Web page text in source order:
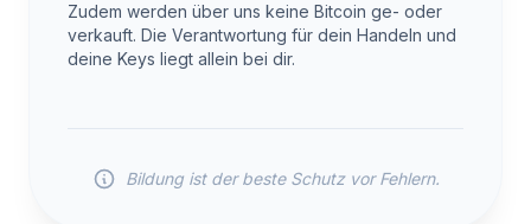
Zudem werden über uns keine Bitcoin ge- oder
verkauft. Die Verantwortung für dein Handeln und
deine Keys liegt allein bei dir.
Bildung ist der beste Schutz vor Fehlern.